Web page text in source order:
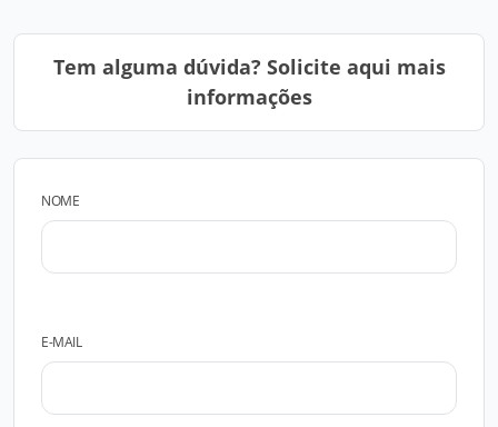
Tem alguma dúvida? Solicite aqui mais
informações
NOME
E-MAIL